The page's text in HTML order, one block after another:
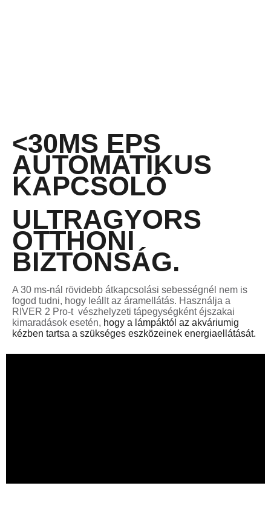
<30MS EPS
AUTOMATIKUS
KAPCSOLÓ
ULTRAGYORS
OTTHONI
BIZTONSÁG.
A 30 ms-nál rövidebb átkapcsolási sebességnél nem is
fogod tudni, hogy leállt az áramellátás. Használja a
RIVER 2 Pro-t vészhelyzeti tápegységként éjszakai
kimaradások esetén, hogy a lámpáktól az akváriumig
kézben tartsa a szükséges eszközeinek energiaellátását.